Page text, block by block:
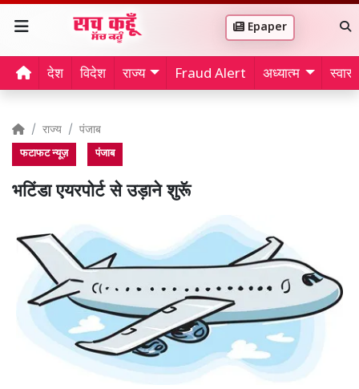
Epaper
देश विदेश राज्य Fraud Alert अध्यात्म
राज्य पंजाब
फटाफट न्यूज़ पंजाब
भटिंडा एयरपोर्ट से उड़ाने शुरूॅ